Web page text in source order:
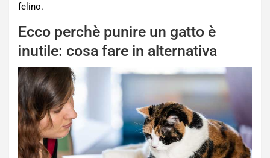
felino.
Ecco perchè punire un gatto è
inutile: cosa fare in alternativa